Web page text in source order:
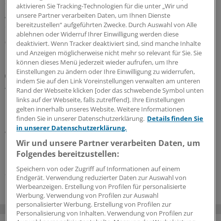
den Öffentlichen Gesundheitsdienst bekommen. Die
gesetzlichen Krankenkassen übernehmen die
Sachkosten.
03.08.2026
Praxis-Tipps
Ältere Menschen auf Reisen: Weshalb das
Blutdruckmittel gern mal reduziert werden darf
Im Interview erklärt Tropenmediziner Tomas Jelinek, was
bei Reiseimpfungen für ältere Menschen zu beachten ist,
warum der Blutdruck im Urlaub lieber ein klein wenig
höher sein sollte, und weshalb die Reiseberatung für die
Durchimpfungsrate so wichtig ist.
24.07.2026
aktivieren Sie Tracking-Technologien für die unter „Wir und
unsere Partner verarbeiten Daten, um Ihnen Dienste
bereitzustellen“ aufgeführten Zwecke. Durch Auswahl von Alle
ablehnen oder Widerruf Ihrer Einwilligung werden diese
deaktiviert. Wenn Tracker deaktiviert sind, sind manche Inhalte
und Anzeigen möglicherweise nicht mehr so relevant für Sie. Sie
können dieses Menü jederzeit wieder aufrufen, um Ihre
Einstellungen zu ändern oder Ihre Einwilligung zu widerrufen,
indem Sie auf den Link Voreinstellungen verwalten am unteren
Rand der Webseite klicken [oder das schwebende Symbol unten
links auf der Webseite, falls zutreffend]. Ihre Einstellungen
gelten innerhalb unseres Website. Weitere Informationen
finden Sie in unserer Datenschutzerklärung. Details finden Sie
in unserer Datenschutzerklärung.
Wir und unsere Partner verarbeiten Daten, um
Folgendes bereitzustellen:
Speichern von oder Zugriff auf Informationen auf einem
Endgerät. Verwendung reduzierter Daten zur Auswahl von
Werbeanzeigen. Erstellung von Profilen für personalisierte
Werbung. Verwendung von Profilen zur Auswahl
personalisierter Werbung. Erstellung von Profilen zur
Personalisierung von Inhalten. Verwendung von Profilen zur